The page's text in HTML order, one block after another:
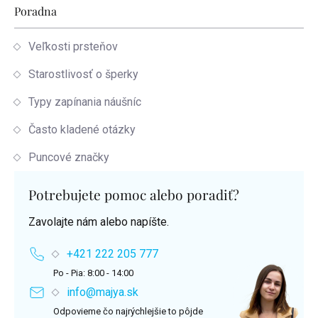
Poradna
Veľkosti prsteňov
Starostlivosť o šperky
Typy zapínania náušníc
Často kladené otázky
Puncové značky
Potrebujete pomoc alebo poradiť?
Zavolajte nám alebo napíšte.
+421 222 205 777
Po - Pia: 8:00 - 14:00
info@majya.sk
Odpovieme čo najrýchlejšie to pôjde